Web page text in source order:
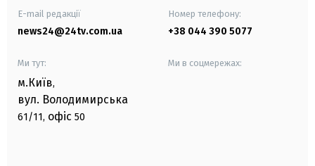
E-mail редакції
news24@24tv.com.ua
Номер телефону:
+38 044 390 5077
Ми тут:
м.Київ,
вул. Володимирська
61/11, офіс 50
Ми в соцмережах: